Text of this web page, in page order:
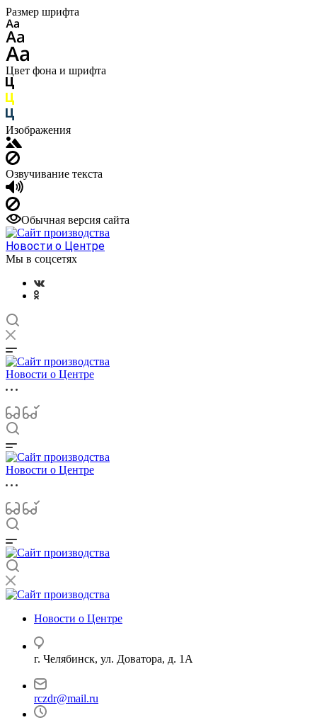
Размер шрифта
Цвет фона и шрифта
Изображения
Озвучивание текста
Обычная версия сайта
Новости о Центре
Мы в соцсетях
Новости о Центре
Новости о Центре
Новости о Центре
г. Челябинск, ул. Доватора, д. 1А
rczdr@mail.ru